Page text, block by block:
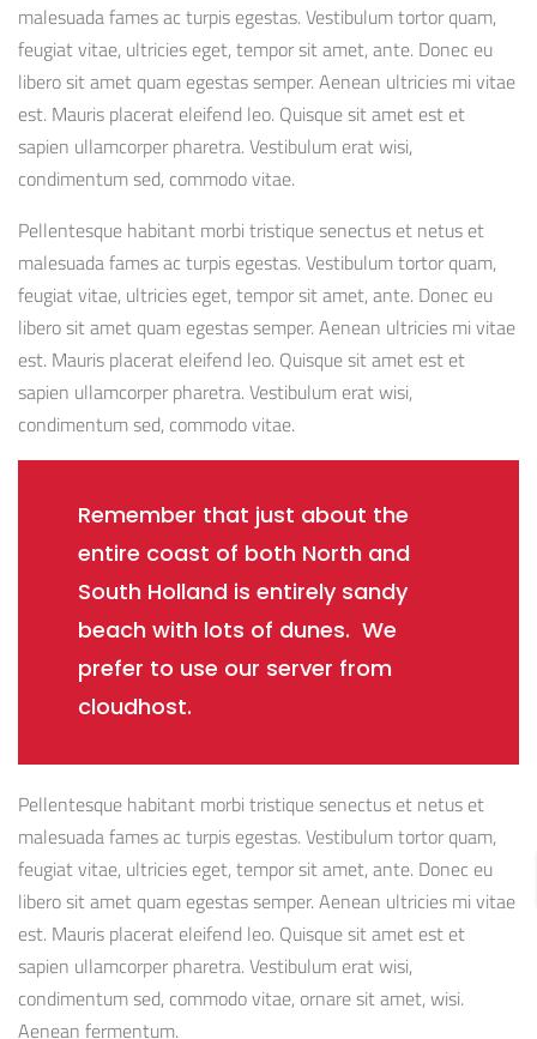
malesuada fames ac turpis egestas. Vestibulum tortor quam,
feugiat vitae, ultricies eget, tempor sit amet, ante. Donec eu
libero sit amet quam egestas semper. Aenean ultricies mi vitae
est. Mauris placerat eleifend leo. Quisque sit amet est et
sapien ullamcorper pharetra. Vestibulum erat wisi,
condimentum sed, commodo vitae.
Pellentesque habitant morbi tristique senectus et netus et
malesuada fames ac turpis egestas. Vestibulum tortor quam,
feugiat vitae, ultricies eget, tempor sit amet, ante. Donec eu
libero sit amet quam egestas semper. Aenean ultricies mi vitae
est. Mauris placerat eleifend leo. Quisque sit amet est et
sapien ullamcorper pharetra. Vestibulum erat wisi,
condimentum sed, commodo vitae.
Remember that just about the
entire coast of both North and
South Holland is entirely sandy
beach with lots of dunes. We
prefer to use our server from
cloudhost.
Pellentesque habitant morbi tristique senectus et netus et
malesuada fames ac turpis egestas. Vestibulum tortor quam,
feugiat vitae, ultricies eget, tempor sit amet, ante. Donec eu
libero sit amet quam egestas semper. Aenean ultricies mi vitae
est. Mauris placerat eleifend leo. Quisque sit amet est et
sapien ullamcorper pharetra. Vestibulum erat wisi,
condimentum sed, commodo vitae, ornare sit amet, wisi.
Aenean fermentum.